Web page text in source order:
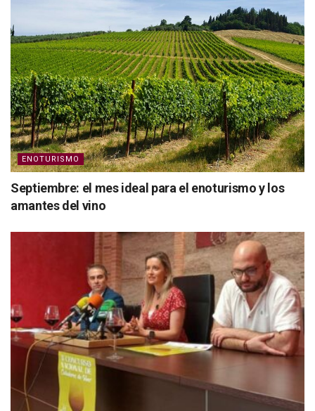
ENOTURISMO
Septiembre: el mes ideal para el enoturismo y los
amantes del vino